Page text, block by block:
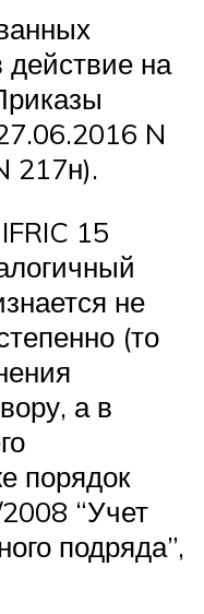
на
N
217н).
15
не
(то
а в
порядок
“Учет
подряда”,